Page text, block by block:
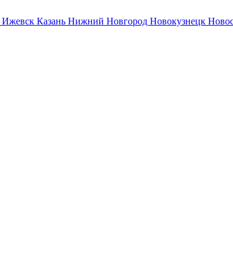
Ижевск Казань Нижний Новгород Новокузнецк